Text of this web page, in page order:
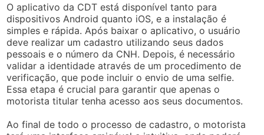
O aplicativo da CDT está disponível tanto para
dispositivos Android quanto iOS, e a instalação é
simples e rápida. Após baixar o aplicativo, o usuário
deve realizar um cadastro utilizando seus dados
pessoais e o número da CNH. Depois, é necessário
validar a identidade através de um procedimento de
verificação, que pode incluir o envio de uma selfie.
Essa etapa é crucial para garantir que apenas o
motorista titular tenha acesso aos seus documentos.
Ao final de todo o processo de cadastro, o motorista